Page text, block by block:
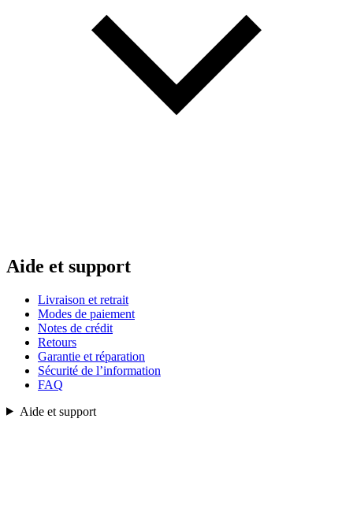
Aide et support
Livraison et retrait
Modes de paiement
Notes de crédit
Retours
Garantie et réparation
Sécurité de l’information
FAQ
Aide et support